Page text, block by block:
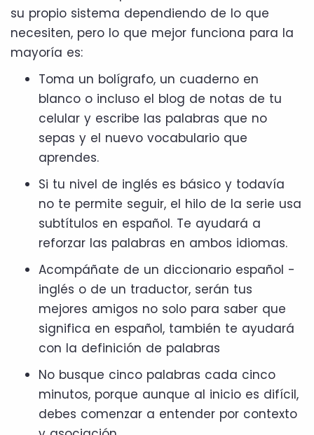
su propio sistema dependiendo de lo que
necesiten, pero lo que mejor funciona para la
mayoría es:
Toma un bolígrafo, un cuaderno en
blanco o incluso el blog de notas de tu
celular y escribe las palabras que no
sepas y el nuevo vocabulario que
aprendes.
Si tu nivel de inglés es básico y todavía
no te permite seguir, el hilo de la serie usa
subtítulos en español. Te ayudará a
reforzar las palabras en ambos idiomas.
Acompáñate de un diccionario español -
inglés o de un traductor, serán tus
mejores amigos no solo para saber que
significa en español, también te ayudará
con la definición de palabras
No busque cinco palabras cada cinco
minutos, porque aunque al inicio es difícil,
debes comenzar a entender por contexto